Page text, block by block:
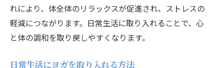
心身に優しい健康法の実践
れにより、体全体のリラックスが促進され、ストレスの
軽減につながります。日常生活に取り入れることで、心
と体の調和を取り戻しやすくなります。
日常生活にヨガを取り入れる方法